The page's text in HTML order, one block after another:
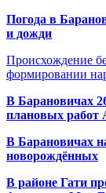
Погода в
и дожди
Происхождение
формировании
В Барановичах
плановых работ
В Барановичах
новорождённых
В районе Гати